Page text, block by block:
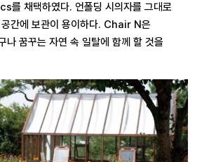
채택하였다. 언폴딩 시의자를 그대로
간에 보관이 용이하다. Chair N은
나 꿈꾸는 자연 속 일탈에 함께 할 것을